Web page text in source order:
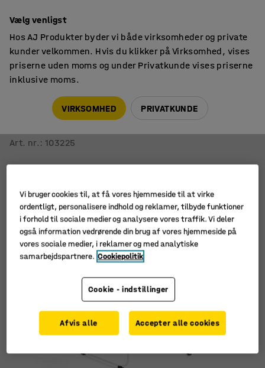
Stol GANDER
Art. nr. :103225
Vælg venligst
Hos AJ Produkter byder vi både virksomheder og private
kunder velkommen. Hvis du klikker på Virksomhed, vises
priserne uden moms og under Privatkunde vises priserne
inklusive moms.
VIRKSOMHED PRIVATKUNDE
Vi bruger cookies til, at få vores hjemmeside til at virke
ordentligt, personalisere indhold og reklamer, tilbyde funktioner
i forhold til sociale medier og analysere vores traffik. Vi deler
også information vedrørende din brug af vores hjemmeside på
vores sociale medier, i reklamer og med analytiske
samarbejdspartnere. Cookiepolitik
Cookie - indstillinger
Afvis alle Accepter alle cookies